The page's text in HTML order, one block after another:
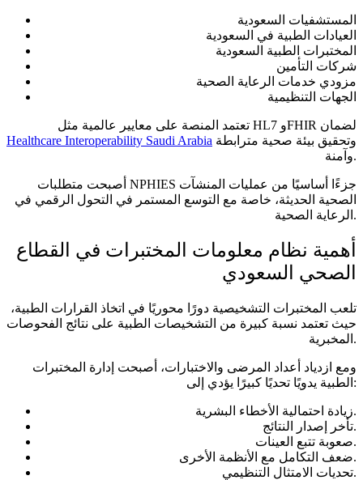
المستشفيات السعودية
العيادات الطبية في السعودية
المختبرات الطبية السعودية
شركات التأمين
مزودي خدمات الرعاية الصحية
الجهات التنظيمية
تعتمد المنصة على معايير عالمية مثل HL7 وFHIR لضمان
Healthcare Interoperability Saudi Arabia
وآمنة.
أصبحت متطلبات NPHIES جزءًا أساسيًا من عمليات المنشآت
الصحية الحديثة، خاصة مع التوسع المستمر في التحول الرقمي في
الرعاية الصحية.
أهمية نظام معلومات المختبرات في القطاع
الصحي السعودي
تلعب المختبرات التشخيصية دورًا محوريًا في اتخاذ القرارات الطبية،
حيث تعتمد نسبة كبيرة من التشخيصات الطبية على نتائج الفحوصات
المخبرية.
ومع ازدياد أعداد المرضى والاختبارات، أصبحت إدارة المختبرات
الطبية يدويًا تحديًا كبيرًا يؤدي إلى:
زيادة احتمالية الأخطاء البشرية.
تأخر إصدار النتائج.
صعوبة تتبع العينات.
ضعف التكامل مع الأنظمة الأخرى.
تحديات الامتثال التنظيمي.